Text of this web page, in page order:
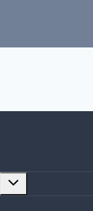
Untermenü